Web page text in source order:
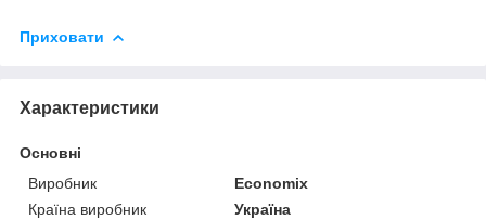
Приховати
Характеристики
Основні
Виробник
Economix
Країна виробник
Україна